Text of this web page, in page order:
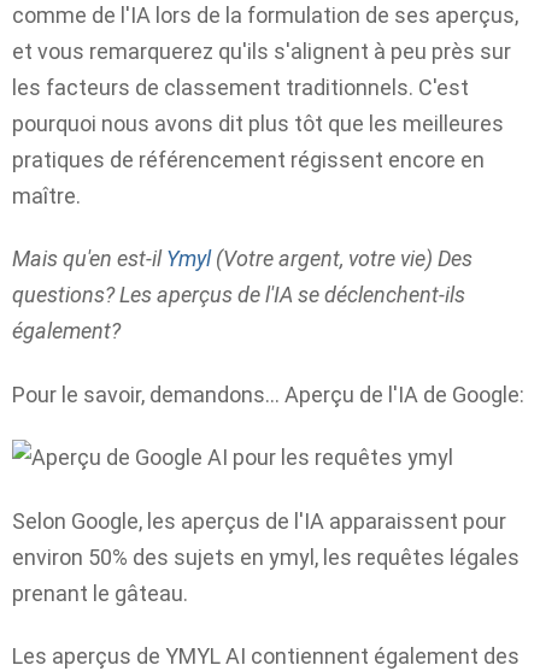
comme de l'IA lors de la formulation de ses aperçus,
et vous remarquerez qu'ils s'alignent à peu près sur
les facteurs de classement traditionnels. C'est
pourquoi nous avons dit plus tôt que les meilleures
pratiques de référencement régissent encore en
maître.
Mais qu'en est-ilYmyl(Votre argent, votre vie) Des
questions? Les aperçus de l'IA se déclenchent-ils
également?
Pour le savoir, demandons… Aperçu de l'IA de Google:
Selon Google, les aperçus de l'IA apparaissent pour
environ 50% des sujets en ymyl, les requêtes légales
prenant le gâteau.
Les aperçus de YMYL AI contiennent également des